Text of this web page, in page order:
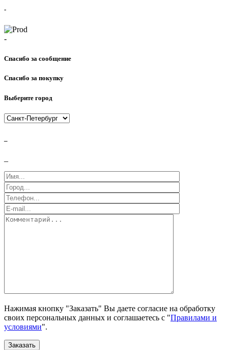
-
-
Спасибо за сообщение
Спасибо за покупку
Выберите город
Нажимая кнопку "Заказать" Вы даете согласие на обработку
своих персональных данных и соглашаетесь с "Правилами и
условиями".
Заказать